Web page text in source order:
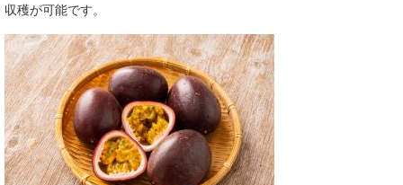
収穫が可能です。